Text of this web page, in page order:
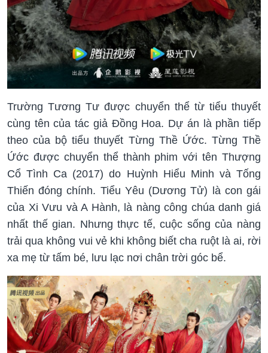
Trường Tương Tư được chuyển thể từ tiểu thuyết
cùng tên của tác giả Đồng Hoa. Dự án là phần tiếp
theo của bộ tiểu thuyết Từng Thề Ứớc. Từng Thề
Ứớc được chuyển thể thành phim với tên Thượng
Cổ Tình Ca (2017) do Huỳnh Hiểu Minh và Tống
Thiến đóng chính. Tiểu Yêu (Dương Tử) là con gái
của Xi Vưu và A Hành, là nàng công chúa danh giá
nhất thế gian. Nhưng thực tế, cuộc sống của nàng
trải qua không vui vẻ khi không biết cha ruột là ai, rời
xa mẹ từ tấm bé, lưu lạc nơi chân trời góc bể.